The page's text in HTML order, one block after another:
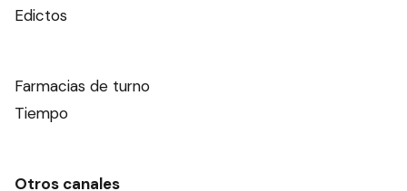
Edictos
Farmacias de turno
Tiempo
Otros canales